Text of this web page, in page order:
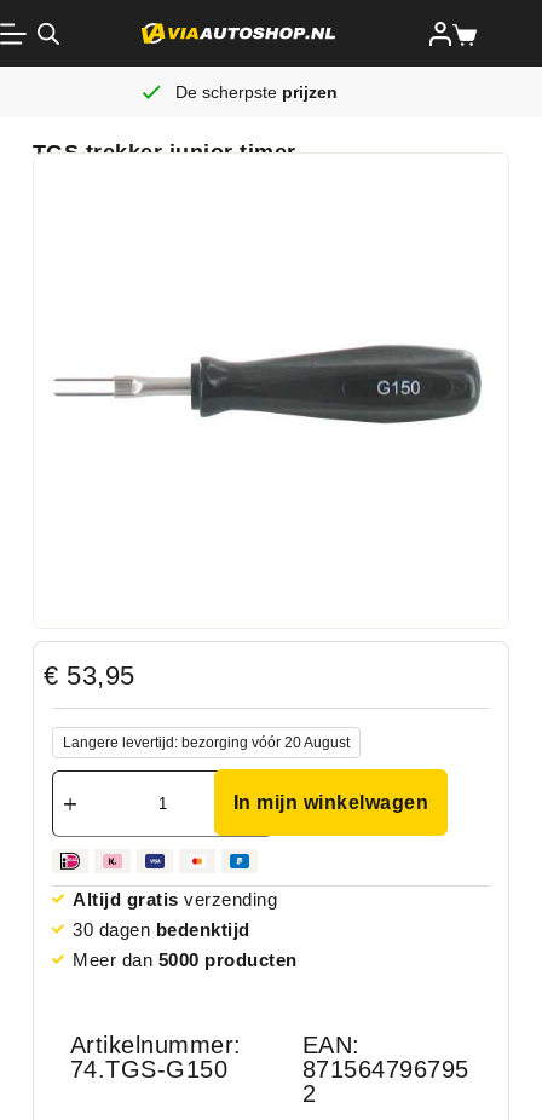
De scherpste prijzen
TGS trekker junior timer
€ 53,95
Langere levertijd: bezorging vóór 20 August
In mijn winkelwagen
Altijd gratis verzending
30 dagen bedenktijd
Meer dan 5000 producten
Artikelnummer:
74.TGS-G150
EAN:
871564796795
2